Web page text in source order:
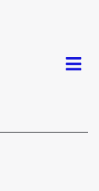
Menu